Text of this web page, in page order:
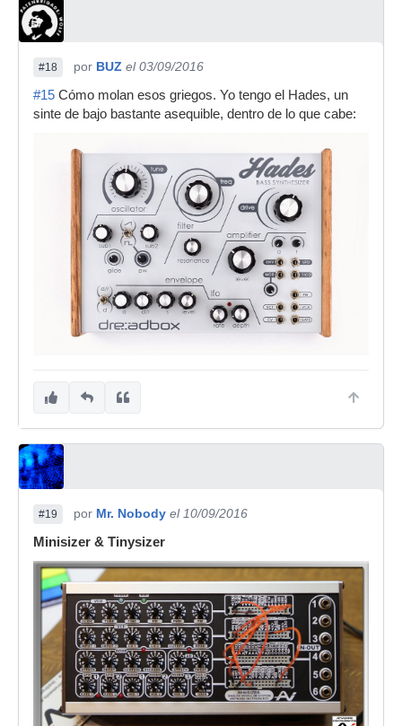
#18 por BUZ el 03/09/2016
#15 Cómo molan esos griegos. Yo tengo el Hades, un
sinte de bajo bastante asequible, dentro de lo que cabe:
#19 por Mr. Nobody el 10/09/2016
Minisizer & Tinysizer